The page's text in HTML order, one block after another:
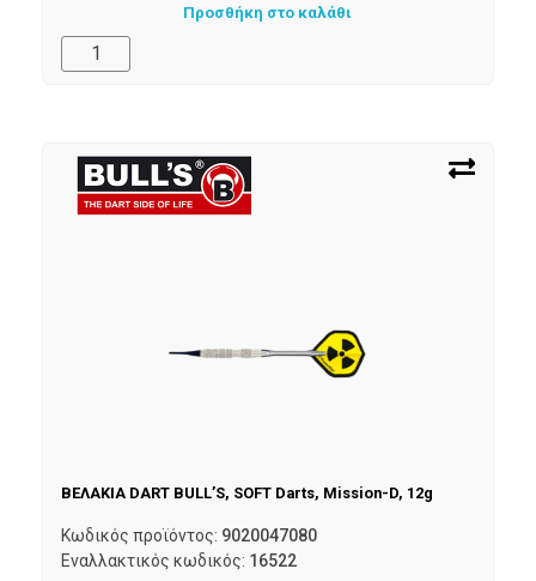
Προσθήκη στο καλάθι
ΒΕΛΑΚΙΑ DART BULL’S, SOFT Darts, Mission-D, 12g
Κωδικός προϊόντος: 9020047080
Εναλλακτικός κωδικός: 16522